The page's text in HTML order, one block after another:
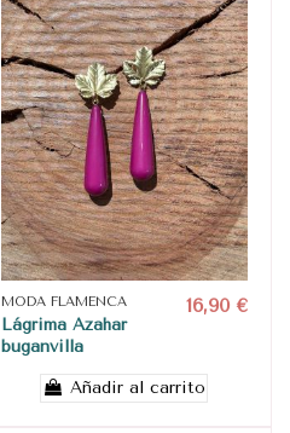
MODA FLAMENCA
Lágrima Azahar
buganvilla
16,90 €
Añadir al carrito